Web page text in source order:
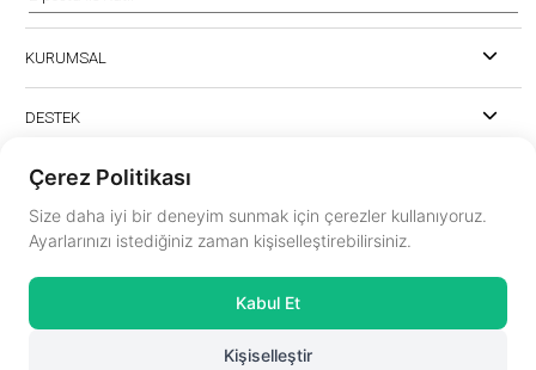
KURUMSAL
DESTEK
instagram.com/mvoiceinterior
mvoice@mvoicemobilya.com
Çerez Politikası
Size daha iyi bir deneyim sunmak için çerezler kullanıyoruz.
Ayarlarınızı istediğiniz zaman kişiselleştirebilirsiniz.
Kabul Et
Kişiselleştir